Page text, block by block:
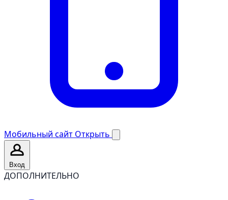
Мобильный сайт Открыть
Вход
ДОПОЛНИТЕЛЬНО